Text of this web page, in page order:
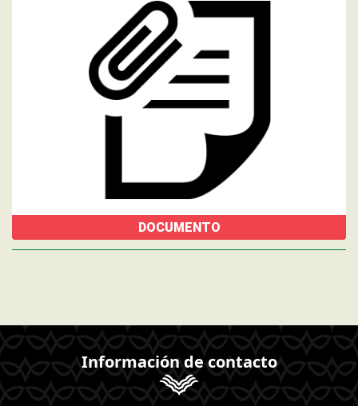
DOCUMENTO
Información de contacto